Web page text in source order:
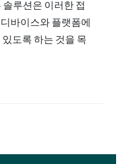
루션은 이러한 접
바이스와 플랫폼에
도록 하는 것을 목